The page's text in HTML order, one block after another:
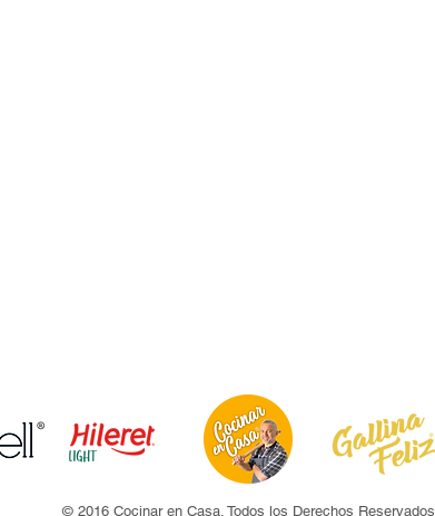
© 2016 Cocinar en Casa. Todos los Derechos Reservados